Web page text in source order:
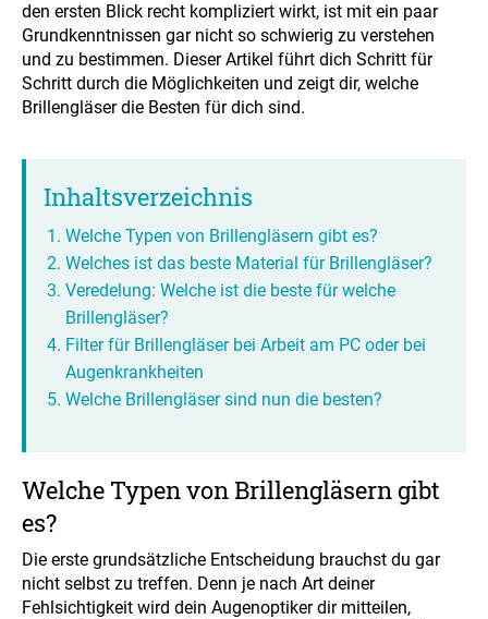
den ersten Blick recht kompliziert wirkt, ist mit ein paar
Grundkenntnissen gar nicht so schwierig zu verstehen
und zu bestimmen. Dieser Artikel führt dich Schritt für
Schritt durch die Möglichkeiten und zeigt dir, welche
Brillengläser die Besten für dich sind.
Inhaltsverzeichnis
Welche Typen von Brillengläsern gibt es?
Welches ist das beste Material für Brillengläser?
Veredelung: Welche ist die beste für welche
Brillengläser?
Filter für Brillengläser bei Arbeit am PC oder bei
Augenkrankheiten
Welche Brillengläser sind nun die besten?
Welche Typen von Brillengläsern gibt
es?
Die erste grundsätzliche Entscheidung brauchst du gar
nicht selbst zu treffen. Denn je nach Art deiner
Fehlsichtigkeit wird dein Augenoptiker dir mitteilen,